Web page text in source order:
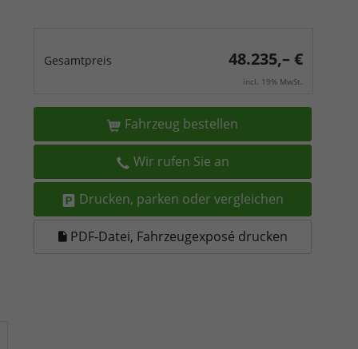
Gesamtpreis 48.235,– €
incl. 19% MwSt.
Fahrzeug bestellen
Wir rufen Sie an
Drucken, parken oder vergleichen
PDF-Datei, Fahrzeugexposé drucken